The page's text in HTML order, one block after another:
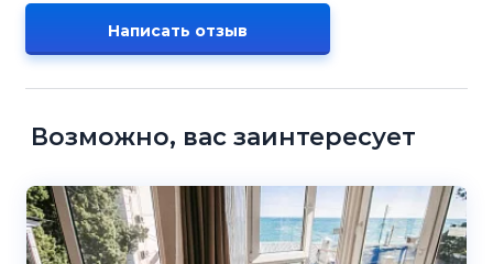
Написать отзыв
Возможно, вас заинтересует